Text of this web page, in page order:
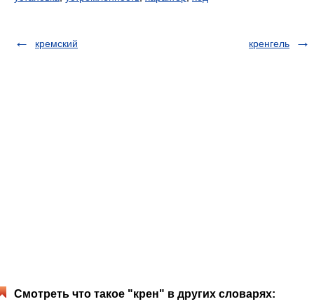
кремский кренгель
Смотреть что такое "крен" в других словарях: